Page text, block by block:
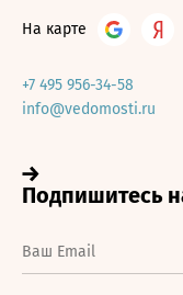
На карте
+7 495 956-34-58
info@vedomosti.ru